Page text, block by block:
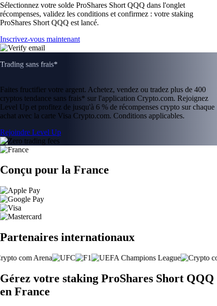
Sélectionnez votre solde ProShares Short QQQ dans l'onglet
récompenses, validez les conditions et confirmez : votre staking
ProShares Short QQQ est lancé.
Inscrivez-vous maintenant
Trading sans frais*
Faites fructifier votre argent. Achetez, vendez ou tradez plus de 400
cryptos tendance sans frais* sur l'application Crypto.com. Rejoignez
Level Up et profitez de jusqu'à 6 % de récompenses crypto sur chaque
achat avec la carte Visa Crypto.com. Conditions applicables.
Rejoindre Level Up
Conçu pour la France
Partenaires internationaux
Gérez votre staking ProShares Short QQQ
en France